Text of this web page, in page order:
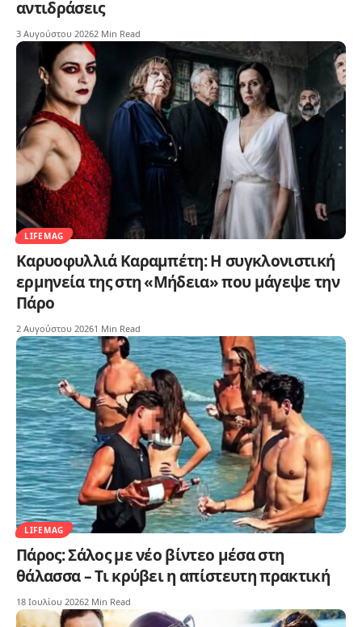
αντιδράσεις
3 Αυγούστου 20262 Min Read
LIFEMAG
Καρυοφυλλιά Καραμπέτη: Η συγκλονιστική
ερμηνεία της στη «Μήδεια» που μάγεψε την
Πάρο
2 Αυγούστου 20261 Min Read
LIFEMAG
Πάρος: Σάλος με νέο βίντεο μέσα στη
θάλασσα – Τι κρύβει η απίστευτη πρακτική
18 Ιουλίου 20262 Min Read